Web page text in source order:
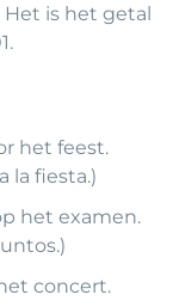
is het getal
het feest.
la fiesta.)
het examen.
concert.